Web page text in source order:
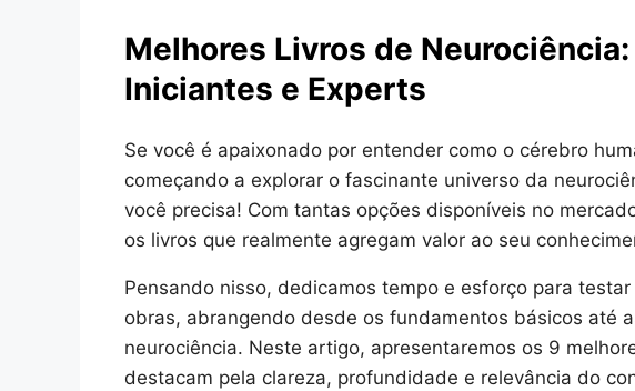
Melhores Livros de
Iniciantes e Experts
Se você é apaixonado por entender como o cérebro
começando a explorar o fascinante universo da
você precisa! Com tantas opções disponíveis no
os livros que realmente agregam valor ao seu
Pensando nisso, dedicamos tempo e esforço para
obras, abrangendo desde os fundamentos básicos até
neurociência. Neste artigo, apresentaremos os 9
destacam pela clareza, profundidade e relevância do